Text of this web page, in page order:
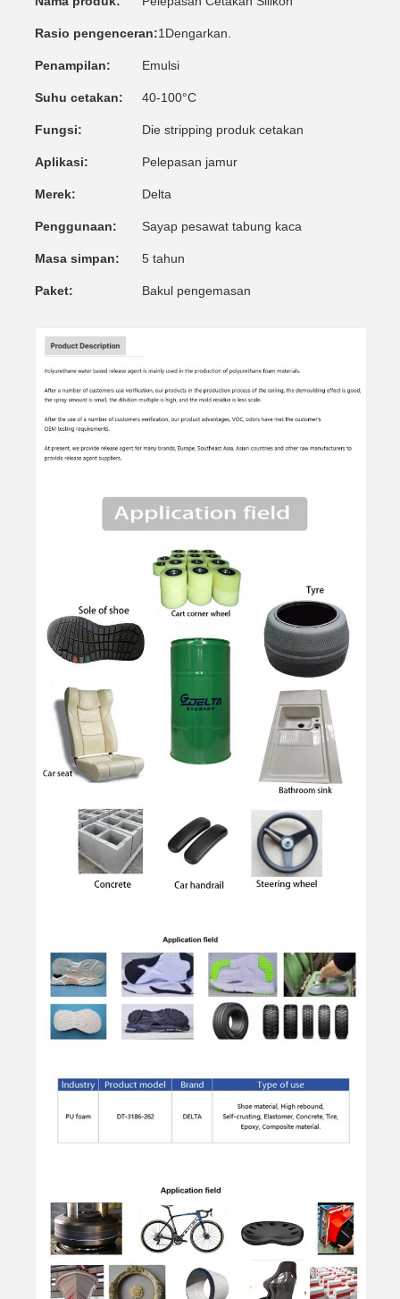
Rasio pengenceran:1Dengarkan.
Penampilan: Emulsi
Suhu cetakan: 40-100°C
Fungsi: Die stripping produk cetakan
Aplikasi: Pelepasan jamur
Merek: Delta
Penggunaan: Sayap pesawat tabung kaca
Masa simpan: 5 tahun
Paket: Bakul pengemasan